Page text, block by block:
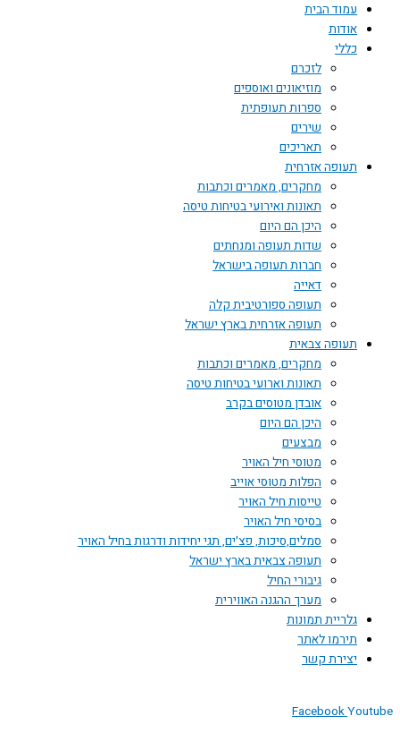
עמוד הבית
אודות
כללי
לזכרם
מוזיאונים ואוספים
ספרות תעופתית
שירים
תאריכים
תעופה אזרחית
מחקרים, מאמרים וכתבות
תאונות ואירועי בטיחות טיסה
היכן הם היום
שדות תעופה ומנחתים
חברות תעופה בישראל
דאייה
תעופה ספורטיבית קלה
תעופה אזרחית בארץ ישראל
תעופה צבאית
מחקרים, מאמרים וכתבות
תאונות וארועי בטיחות טיסה
אובדן מטוסים בקרב
היכן הם היום
מבצעים
מטוסי חיל האויר
הפלות מטוסי אוייב
טייסות חיל האויר
בסיסי חיל האויר
סמלים,סיכות, פצ'ים, תגי יחידות ודרגות בחיל האויר
תעופה צבאית בארץ ישראל
גיבורי החיל
מערך ההגנה האווירית
גלריית תמונות
תירמו לאתר
יצירת קשר
FacebookYoutube